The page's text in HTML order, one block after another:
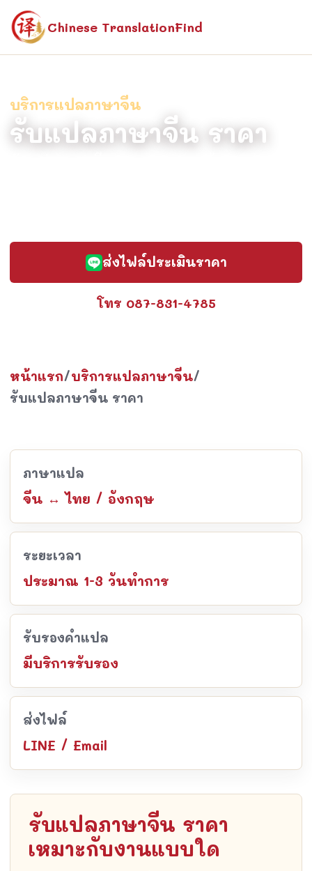
Chinese TranslationFind
บริการแปลภาษาจีน
รับแปลภาษาจีน ราคา
ส่งไฟล์ประเมินราคา
โทร 087-831-4785
หน้าแรก/บริการแปลภาษาจีน/
รับแปลภาษาจีน ราคา
ภาษาแปล
จีน ↔ ไทย / อังกฤษ
ระยะเวลา
ประมาณ 1-3 วันทำการ
รับรองคำแปล
มีบริการรับรอง
ส่งไฟล์
LINE / Email
รับแปลภาษาจีน ราคา
เหมาะกับงานแบบใด